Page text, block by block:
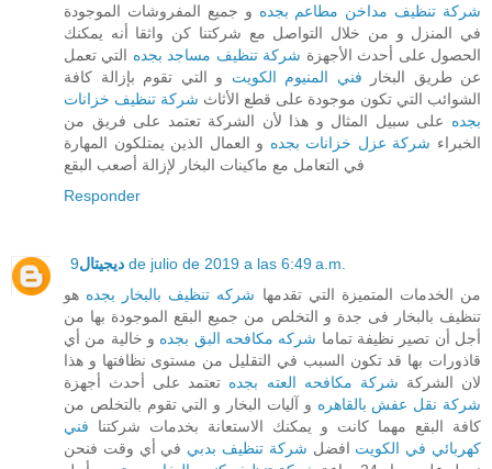
شركة تنظيف مداخن مطاعم بجده و جميع المفروشات الموجودة
في المنزل و من خلال التواصل مع شركتنا كن واثقا أنه يمكنك
الحصول على أحدث الأجهزة شركة تنظيف مساجد بجده التي تعمل
عن طريق البخار فني المنيوم الكويت و التي تقوم بإزالة كافة
الشوائب التي تكون موجودة على قطع الأثاث شركة تنظيف خزانات
بجده على سبيل المثال و هذا لأن الشركة تعتمد على فريق من
الخبراء شركة عزل خزانات بجده و العمال الذين يمتلكون المهارة
في التعامل مع ماكينات البخار لإزالة أصعب البقع
Responder
ديجيتال 9 de julio de 2019 a las 6:49 a.m.
من الخدمات المتميزة التي تقدمها شركه تنظيف بالبخار بجده هو
تنظيف بالبخار فى جدة و التخلص من جميع البقع الموجودة بها من
أجل أن تصير نظيفة تماما شركه مكافحه البق بجده و خالية من أي
قاذورات بها قد تكون السبب في التقليل من مستوى نظافتها و هذا
لان الشركة شركة مكافحه العته بجده تعتمد على أحدث أجهزة
شركة نقل عفش بالقاهره و آليات البخار و التي تقوم بالتخلص من
كافة البقع مهما كانت و يمكنك الاستعانة بخدمات شركتنا فني
كهربائي في الكويت افضل شركة تنظيف بدبي في أي وقت فنحن